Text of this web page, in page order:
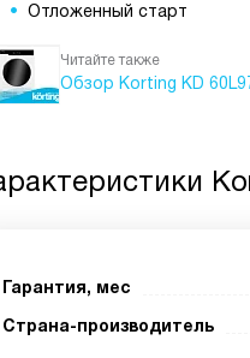
Отложенный старт
Читайте также
Обзор Korting KD
Гарантия, мес
Страна-производитель